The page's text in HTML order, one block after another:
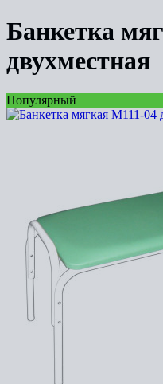
Банкетка
двухместная
Популярный